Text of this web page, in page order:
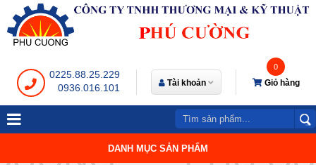
0225.88.25.229
0936.016.101
Tài khoản
0
Giỏ hàng
DANH MỤC SẢN PHẨM